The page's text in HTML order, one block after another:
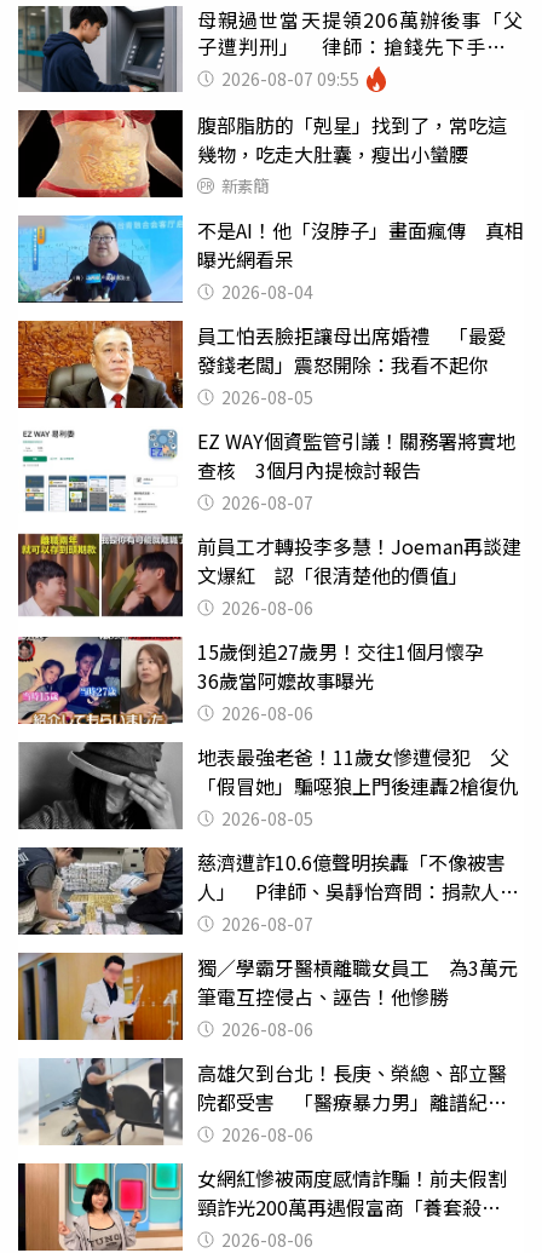
母親過世當天提領206萬辦後事「父
子遭判刑」 律師：搶錢先下手是
罪 2026-08-07 09:55
腹部脂肪的「剋星」找到了，常吃這
幾物，吃走大肚囊，瘦出小蠻腰
新素簡
不是AI！他「沒脖子」畫面瘋傳 真相
曝光網看呆
2026-08-04
員工怕丟臉拒讓母出席婚禮 「最愛
發錢老闆」震怒開除：我看不起你
2026-08-05
EZ WAY個資監管引議！關務署將實地
查核 3個月內提檢討報告
2026-08-07
前員工才轉投李多慧！Joeman再談建
文爆紅 認「很清楚他的價值」
2026-08-06
15歲倒追27歲男！交往1個月懷孕
36歲當阿嬤故事曝光
2026-08-06
地表最強老爸！11歲女慘遭侵犯 父
「假冒她」騙噁狼上門後連轟2槍復仇
2026-08-05
慈濟遭詐10.6億聲明挨轟「不像被害
人」 P律師、吳靜怡齊問：捐款人有
權知道真相
2026-08-07
獨／學霸牙醫槓離職女員工 為3萬元
筆電互控侵占、誣告！他慘勝
2026-08-06
高雄欠到台北！長庚、榮總、部立醫
院都受害 「醫療暴力男」離譜紀錄
曝光2026-08-06
女網紅慘被兩度感情詐騙！前夫假割
頸詐光200萬再遇假富商「養套殺
2000萬」
2026-08-06